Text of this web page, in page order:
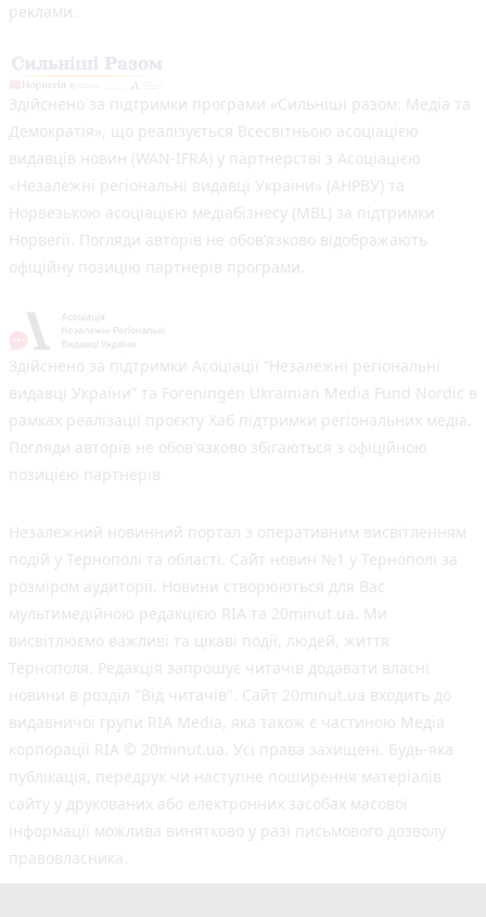
реклами.
Здійснено за підтримки програми «Сильніші разом: Медіа та
Демократія», що реалізується Всесвітньою асоціацією
видавців новин (WAN-IFRA) у партнерстві з Асоціацією
«Незалежні регіональні видавці України» (АНРВУ) та
Норвезькою асоціацією медіабізнесу (MBL) за підтримки
Норвегії. Погляди авторів не обов’язково відображають
офіційну позицію партнерів програми.
Здійснено за підтримки Асоціації “Незалежні регіональні
видавці України” та Foreningen Ukrainian Media Fund Nordic в
рамках реалізації проєкту Хаб підтримки регіональних медіа.
Погляди авторів не обов'язково збігаються з офіційною
позицією партнерів
Незалежний новинний портал з оперативним висвітленням
подій у Тернополі та області. Сайт новин №1 у Тернополі за
розміром аудиторії. Новини створюються для Вас
мультимедійною редакцією RIA та 20minut.ua. Ми
висвітлюємо важливі та цікаві події, людей, життя
Тернополя. Редакція запрошує читачів додавати власні
новини в розділ "Від читачів". Сайт 20minut.ua входить до
видавничої групи RIA Media, яка також є частиною Медіа
корпорації RIA © 20minut.ua. Усі права захищені. Будь-яка
публiкацiя, передрук чи наступне поширення матеріалів
сайту у друкованих або електронних засобах масової
інформації можлива винятково у разі письмового дозволу
правовласника.